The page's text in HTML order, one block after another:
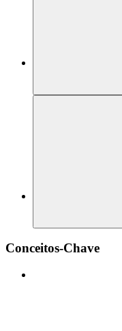
Conceitos-Chave